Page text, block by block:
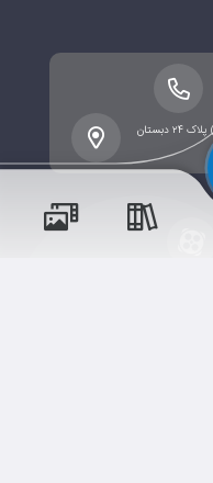
گوهردشت خیابان دوم غربی فاز ۲ (خیابان ساویز) پلاک ۲۴ دبستان